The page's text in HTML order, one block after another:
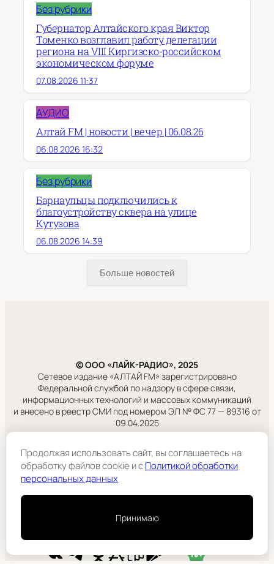
Без рубрики
Губернатор Алтайского края Виктор
Томенко возглавил работу делегации
региона на VIII Киргизско-российском
экономическом форуме
07.08.2026 11:37
АУДИО
Алтай FM | новости | вечер | 06.08.26
06.08.2026 16:32
Без рубрики
Барнаульцы подключились к
благоустройству сквера на улице
Кутузова
06.08.2026 14:39
Больше новостей
© ООО «ЛАЙК-РАДИО», 2025
Сетевое издание «АЛТАЙ FM» зарегистрировано
Федеральной службой по надзору в сфере связи,
информационных технологий и массовых коммуникаций
и внесено в реестр СМИ под номером ЭЛ № ФС 77 — 89316 от
09.04.2025
Правовая информация
Учредитель:
ООО «ЛАЙК-РАДИО».
Продолжая использовать сайт, вы соглашаетесь на
обработку файлов cookie и cПолитикой обработки
персональных данных
Принимаю